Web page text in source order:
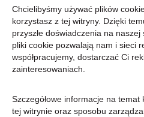
CHWILOWO BRAK - PROSZĘ PYTAĆ
108,79 zł
Chcielibyśmy używać plików
korzystasz z tej witryny. Dzięki
przyszłe doświadczenia na
pliki cookie pozwalają nam i sieci
współpracujemy, dostarczać Ci
zainteresowaniach.
Szczegółowe informacje na
tej witrynie oraz sposobu